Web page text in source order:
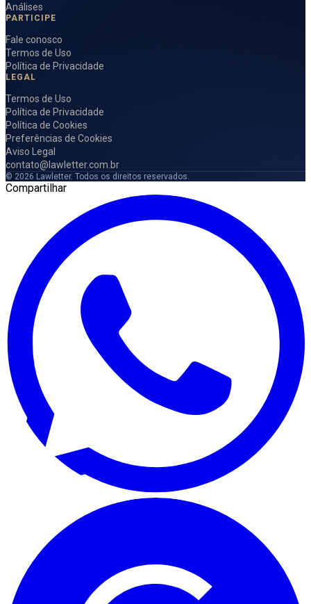
Análises
PARTICIPE
Fale conosco
Termos de Uso
Política de Privacidade
LEGAL
Termos de Uso
Política de Privacidade
Política de Cookies
Preferências de Cookies
Aviso Legal
contato@lawletter.com.br
© 2026 Lawletter. Todos os direitos reservados.
Compartilhar